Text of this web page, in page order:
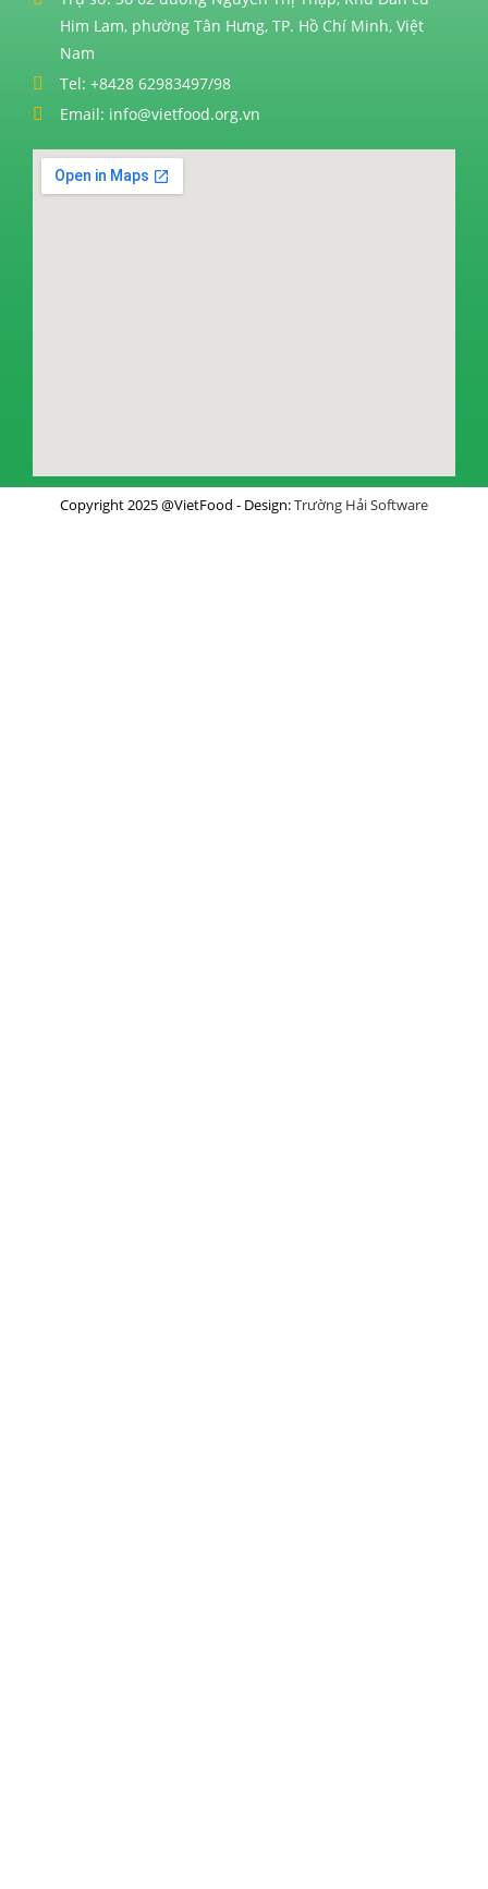
Him Lam, phường Tân Hưng, TP. Hồ Chí Minh, Việt
Nam
Tel: +8428 62983497/98
Email: info@vietfood.org.vn
Copyright 2025 @VietFood - Design:Trường Hải Software